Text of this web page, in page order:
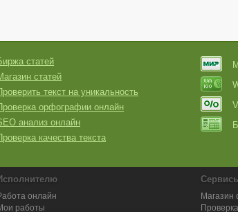
статей
статей
текст на уникальность
орфографии онлайн
анализ онлайн
качества текста
онлайн
работы
Магазин